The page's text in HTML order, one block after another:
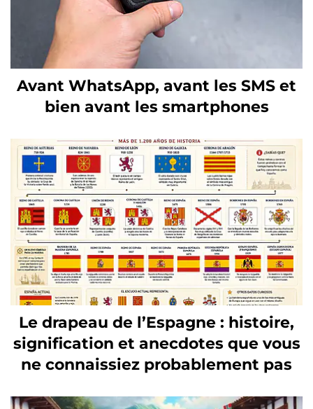
Avant WhatsApp, avant les SMS et
bien avant les smartphones
Le drapeau de l’Espagne : histoire,
signification et anecdotes que vous
ne connaissiez probablement pas